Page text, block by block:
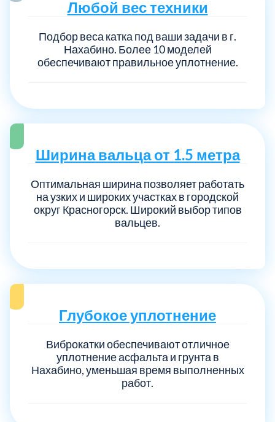
Любой вес техники
Подбор веса катка под ваши задачи в г.
Нахабино. Более 10 моделей
обеспечивают правильное уплотнение.
Ширина вальца от 1.5 метра
Оптимальная ширина позволяет работать
на узких и широких участках в городской
округ Красногорск. Широкий выбор типов
вальцев.
Глубокое уплотнение
Виброкатки обеспечивают отличное
уплотнение асфальта и грунта в
Нахабино, уменьшая время выполненных
работ.